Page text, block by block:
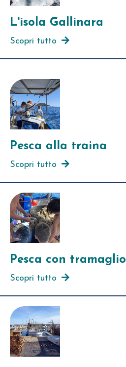
L'isola Gallinara
Scopri tutto
Pesca alla traina
Scopri tutto
Pesca con tramaglio
Scopri tutto